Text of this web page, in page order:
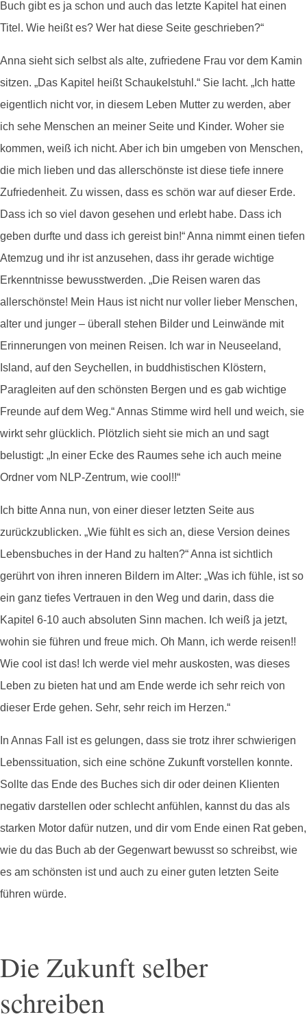
Buch gibt es ja schon und auch das letzte Kapitel hat einen
Titel. Wie heißt es? Wer hat diese Seite geschrieben?“
Anna sieht sich selbst als alte, zufriedene Frau vor dem Kamin
sitzen. „Das Kapitel heißt Schaukelstuhl.“ Sie lacht. „Ich hatte
eigentlich nicht vor, in diesem Leben Mutter zu werden, aber
ich sehe Menschen an meiner Seite und Kinder. Woher sie
kommen, weiß ich nicht. Aber ich bin umgeben von Menschen,
die mich lieben und das allerschönste ist diese tiefe innere
Zufriedenheit. Zu wissen, dass es schön war auf dieser Erde.
Dass ich so viel davon gesehen und erlebt habe. Dass ich
geben durfte und dass ich gereist bin!“ Anna nimmt einen tiefen
Atemzug und ihr ist anzusehen, dass ihr gerade wichtige
Erkenntnisse bewusstwerden. „Die Reisen waren das
allerschönste! Mein Haus ist nicht nur voller lieber Menschen,
alter und junger – überall stehen Bilder und Leinwände mit
Erinnerungen von meinen Reisen. Ich war in Neuseeland,
Island, auf den Seychellen, in buddhistischen Klöstern,
Paragleiten auf den schönsten Bergen und es gab wichtige
Freunde auf dem Weg.“ Annas Stimme wird hell und weich, sie
wirkt sehr glücklich. Plötzlich sieht sie mich an und sagt
belustigt: „In einer Ecke des Raumes sehe ich auch meine
Ordner vom NLP-Zentrum, wie cool!!“
Ich bitte Anna nun, von einer dieser letzten Seite aus
zurückzublicken. „Wie fühlt es sich an, diese Version deines
Lebensbuches in der Hand zu halten?“ Anna ist sichtlich
gerührt von ihren inneren Bildern im Alter: „Was ich fühle, ist so
ein ganz tiefes Vertrauen in den Weg und darin, dass die
Kapitel 6-10 auch absoluten Sinn machen. Ich weiß ja jetzt,
wohin sie führen und freue mich. Oh Mann, ich werde reisen!!
Wie cool ist das! Ich werde viel mehr auskosten, was dieses
Leben zu bieten hat und am Ende werde ich sehr reich von
dieser Erde gehen. Sehr, sehr reich im Herzen.“
In Annas Fall ist es gelungen, dass sie trotz ihrer schwierigen
Lebenssituation, sich eine schöne Zukunft vorstellen konnte.
Sollte das Ende des Buches sich dir oder deinen Klienten
negativ darstellen oder schlecht anfühlen, kannst du das als
starken Motor dafür nutzen, und dir vom Ende einen Rat geben,
wie du das Buch ab der Gegenwart bewusst so schreibst, wie
es am schönsten ist und auch zu einer guten letzten Seite
führen würde.
Die Zukunft selber
schreiben